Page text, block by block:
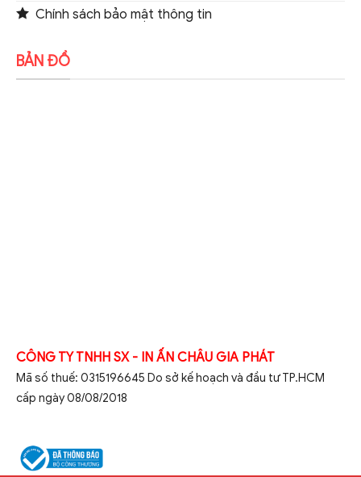
Chính sách bảo mật thông tin
BẢN ĐỒ
CÔNG TY TNHH SX - IN ẤN CHÂU GIA PHÁT
Mã số thuế: 0315196645 Do sở kế hoạch và đầu tư TP.HCM
cấp ngày 08/08/2018